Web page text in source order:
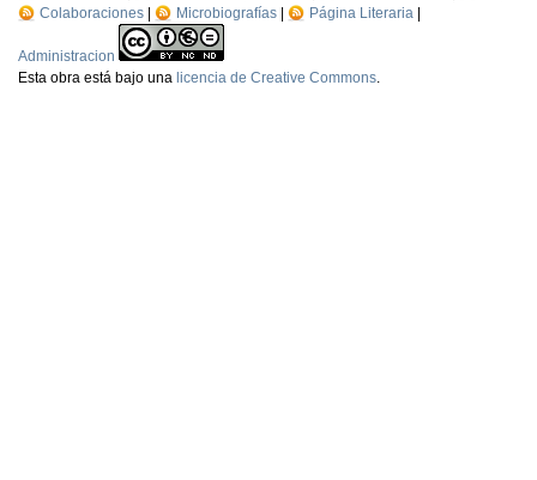
Colaboraciones
Microbiografías Página Literaria
Administracion
Esta obra está bajo una licencia de Creative Commons.